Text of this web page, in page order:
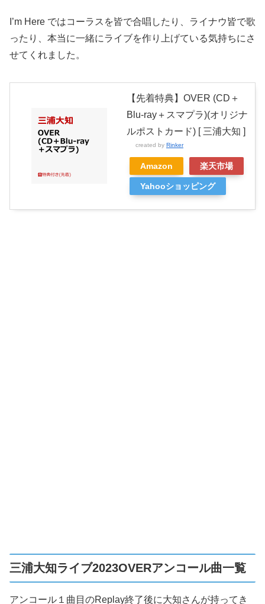
I’m Here ではコーラスを皆で合唱したり、ライナウ皆で歌
ったり、本当に一緒にライブを作り上げている気持ちにさ
せてくれました。
【先着特典】OVER (CD＋
Blu-ray＋スマプラ)(オリジナ
ルポストカード) [ 三浦大知 ]
created by Rinker
Amazon 楽天市場
Yahooショッピング
三浦大知ライブ2023OVERアンコール曲一覧
アンコール１曲目のReplay終了後に大知さんが持ってき